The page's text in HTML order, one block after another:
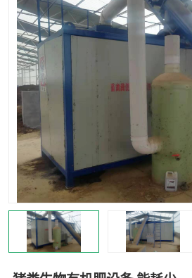
纳米膜好氧发酵堆肥机 粪
膜式堆肥机 纳
膜式发酵仓
分子膜发酵堆肥设备